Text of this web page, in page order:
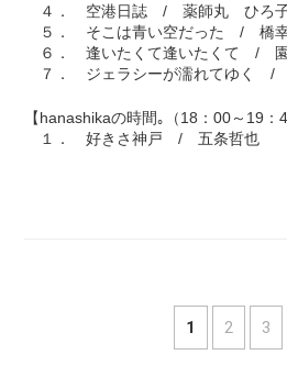
４． 空港日誌 / 薬師丸 ひろ
５． そこは青い空だった / 橋幸
６． 逢いたくて逢いたくて /
７． ジェラシーが濡れてゆく
【hanashikaの時間｡（18：00～19：
１． 好きさ神戸 / 五条哲也
1 2 3